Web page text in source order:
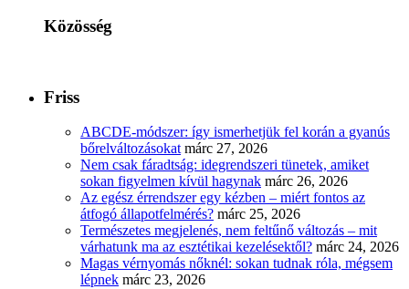
Közösség
Friss
ABCDE‑módszer: így ismerhetjük fel korán a gyanús
bőrelváltozásokat márc 27, 2026
Nem csak fáradtság: idegrendszeri tünetek, amiket
sokan figyelmen kívül hagynak márc 26, 2026
Az egész érrendszer egy kézben – miért fontos az
átfogó állapotfelmérés? márc 25, 2026
Természetes megjelenés, nem feltűnő változás – mit
várhatunk ma az esztétikai kezelésektől? márc 24, 2026
Magas vérnyomás nőknél: sokan tudnak róla, mégsem
lépnek márc 23, 2026